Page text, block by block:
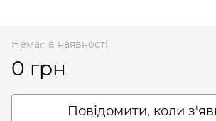
Немає в наявності
0 грн
Повідомити, коли